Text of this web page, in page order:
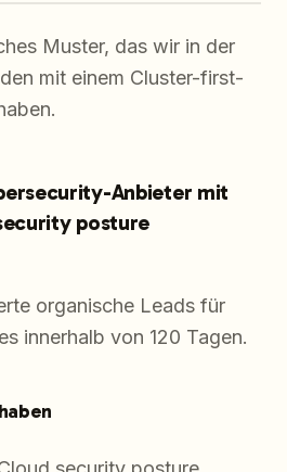
Muster, das wir in der
mit einem Cluster-first-
Anbieter mit
posture
organische Leads für
innerhalb von 120 Tagen.